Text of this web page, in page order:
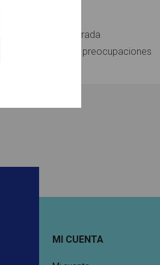
AIRLINES
Costa Dorada
y salida sin preocupaciones
MI CUENTA